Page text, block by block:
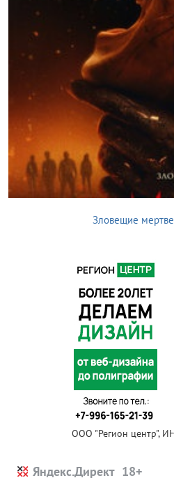
Зловещие
ООО "Регион центр",
Яндекс.Директ